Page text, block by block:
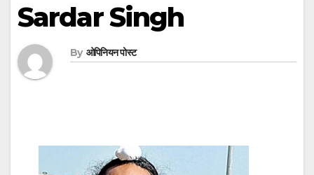
Sardar Singh
By ओपिनियन पोस्ट